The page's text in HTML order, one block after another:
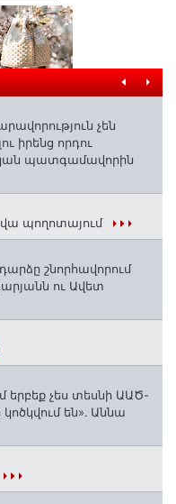
չեն
իրենց որդու
պատգամավորին
պողոտայում
շնորհավորում
ու Ավետ
չես տեսնի ԱԱԾ-
են»․ Աննա